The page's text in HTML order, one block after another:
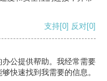
支持[0] 反对[0]
公提供帮助。我经常需要
快速找到我需要的信息。